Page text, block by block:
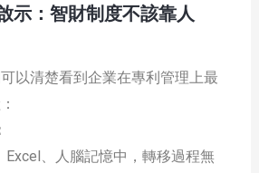
示：智財制度不該靠人
以清楚看到企業在專利管理上最
Excel、人腦記憶中，轉移過程無